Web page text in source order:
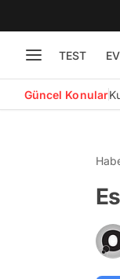
TEST
Güncel Konular